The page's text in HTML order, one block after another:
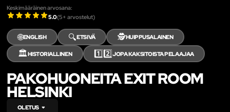
Keskimääräinen arvosana:
5.0(5+ arvostelut)
🌐ENGLISH 🔍ETSIVÄ 🕵️HUIPPUSALAINEN
🏛️HISTORIALLINEN 1️⃣2️⃣JOPA KAKSITOISTA PELAAJAA
PAKOHUONEITA EXIT ROOM
HELSINKI
OLETUS